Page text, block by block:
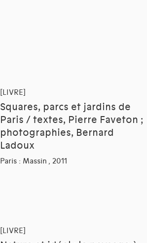
[LIVRE]
Squares, parcs et jardins de
Paris / textes, Pierre Faveton ;
photographies, Bernard
Ladoux
Paris : Massin , 2011
[LIVRE]